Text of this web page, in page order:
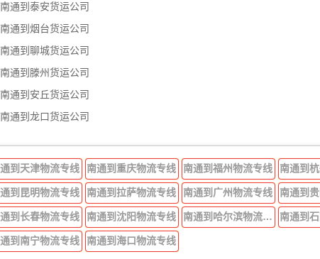
通到泰安货运公司
通到烟台货运公司
通到聊城货运公司
通到滕州货运公司
通到安丘货运公司
通到龙口货运公司
到天津物流专线 南通到重庆物流专线 南通到福州物流专线 南通到
到昆明物流专线 南通到拉萨物流专线 南通到广州物流专线 南通到
到长春物流专线 南通到沈阳物流专线 南通到哈尔滨物流专线
到南宁物流专线 南通到海口物流专线